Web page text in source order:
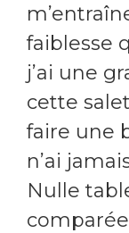
faiblesse
j’ai une
cette
faire une
n’ai
Nulle